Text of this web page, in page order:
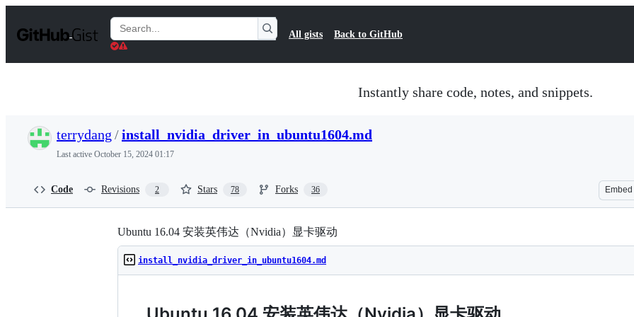
t
Search
Gists
All gists Back to GitHub
Instantly share code, notes, and snippets.
terrydang /install_nvidia_driver_in_ubuntu1604.md
Last active October 15, 2024 01:17
Code Revisions 2 Stars 78 Forks 36 Embed
Ubuntu 16.04 安装英伟达（Nvidia）显卡驱动
install_nvidia_driver_in_ubuntu1604.md